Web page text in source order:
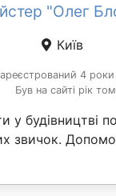
"Олег
Київ
4
Був на сайті рік
у будівництві
звичок.